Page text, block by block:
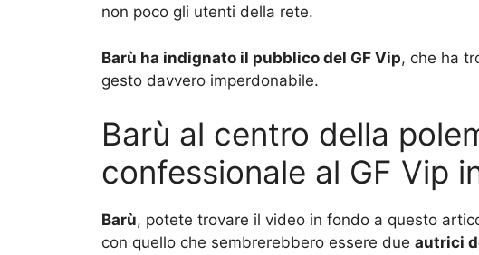
non poco gli utenti della rete.
Barù ha indignato il pubblico del GF Vip, che ha
gesto davvero imperdonabile.
Barù al centro della
confessionale al GF Vip
Barù, potete trovare il video in fondo a questo
con quello che sembrerebbero essere due autrici